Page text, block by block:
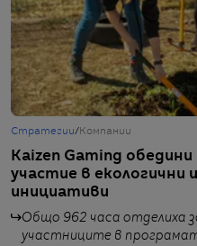
Стратегии/ Компании
Kaizen Gaming
участие в екологични
инициативи
Общо 962 часа отделиха
участниците в